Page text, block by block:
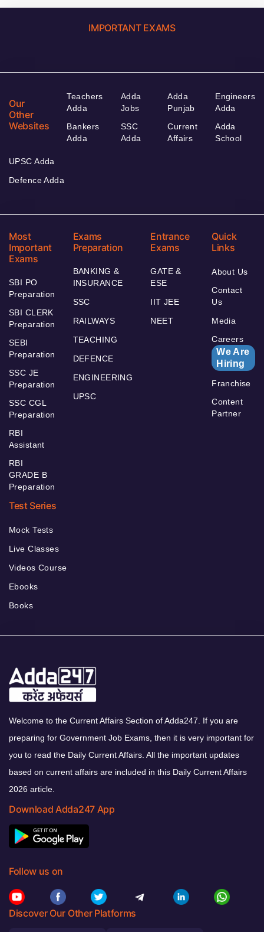
IMPORTANT EXAMS
Our
Other
Websites
Teachers
Adda
Bankers
Adda
Adda
Jobs
SSC
Adda
Adda
Punjab
Current
Affairs
Engineers
Adda
Adda
School
UPSC Adda
Defence Adda
Most
Important
Exams
SBI PO
Preparation
SBI CLERK
Preparation
SEBI
Preparation
SSC JE
Preparation
SSC CGL
Preparation
RBI
Assistant
RBI
GRADE B
Preparation
Exams
Preparation
BANKING &
INSURANCE
SSC
RAILWAYS
TEACHING
DEFENCE
ENGINEERING
UPSC
Entrance
Exams
GATE &
ESE
IIT JEE
NEET
Quick
Links
About Us
Contact
Us
Media
Careers
We Are
Hiring
Franchise
Content
Partner
Test Series
Mock Tests
Live Classes
Videos Course
Ebooks
Books
Welcome to the Current Affairs Section of Adda247. If you are
preparing for Government Job Exams, then it is very important for
you to read the Daily Current Affairs. All the important updates
based on current affairs are included in this Daily Current Affairs
2026 article.
Download Adda247 App
Follow us on
Discover Our Other Platforms